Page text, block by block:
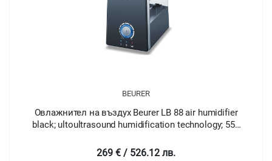
BEURER
Овлажнител на въздух Beurer LB 88 air humidifier
black; ultoultrasound humidification technology; 550
pads; brush; 16 - 280 watts; max. 48m2
269 € / 526.12 лв.